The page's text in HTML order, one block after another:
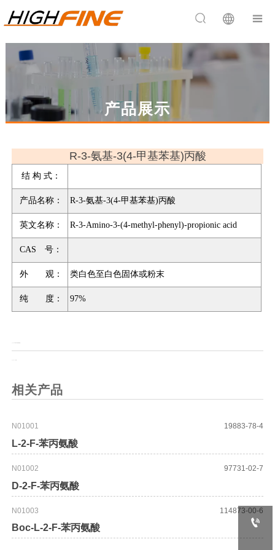
 
产品展示
R-3-氨基-3(4-甲基苯基)丙酸
结 构 式：
产品名称： R-3-氨基-3(4-甲基苯基)丙酸
英文名称： R-3-Amino-3-(4-methyl-phenyl)-propionic acid
CAS 号：
外 观： 类白色至白色固体或粉末
纯 度： 97%
相关产品
N01001
L-2-F-苯丙氨酸
19883-78-4
N01002
D-2-F-苯丙氨酸
97731-02-7
N01003
Boc-L-2-F-苯丙氨酸
114873-00-6
